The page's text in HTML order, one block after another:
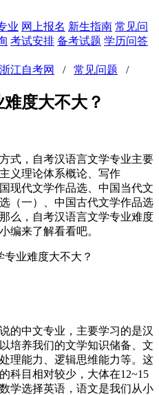
业 网上报名 新生指南 常见问
考试安排 备考试题 学历问答
浙江自考网 / 常见问题 /
度大不大？
式，自考汉语言文学专业主要
义理论体系概论、写作
现代文学作品选、中国当代文
（一）、中国古代文学作品选
么，自考汉语言文学专业难度
编来了解看看吧。
的中文专业，主要学习的是汉
培养我们的文学知识储备、文
理能力、逻辑思维能力等。这
科目相对较少，大体在12~15
学选择英语，语文是我们从小